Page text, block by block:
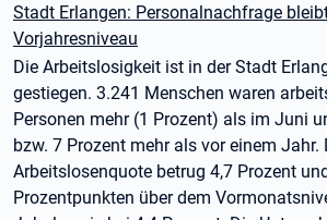
Stadt Erlangen: Personalnachfrage
Vorjahresniveau
Die Arbeitslosigkeit ist in der Stadt
gestiegen. 3.241 Menschen waren
Personen mehr (1 Prozent) als im Juni
bzw. 7 Prozent mehr als vor einem Jahr.
Arbeitslosenquote betrug 4,7 Prozent
Prozentpunkten über dem